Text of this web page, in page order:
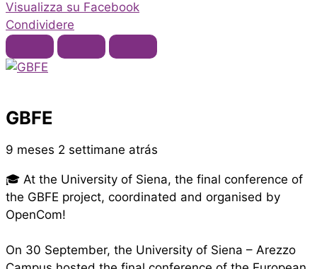
Visualizza su Facebook
Condividere
GBFE
9 meses 2 settimane atrás
🎓 At the University of Siena, the final conference of
the GBFE project, coordinated and organised by
OpenCom!
On 30 September, the University of Siena – Arezzo